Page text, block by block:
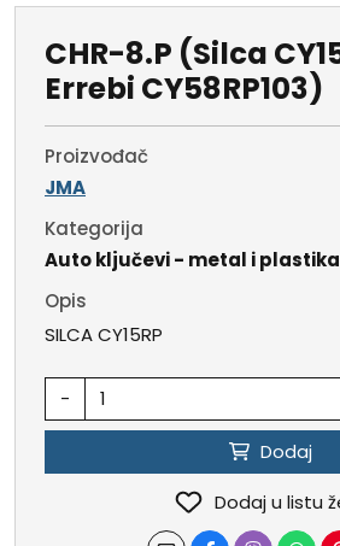
CHR-8.P (Silca
Errebi CY58RP103)
Proizvođač
JMA
Kategorija
Auto ključevi - metal i plastika
Opis
SILCA CY15RP
-
Dodaj
Dodaj u listu